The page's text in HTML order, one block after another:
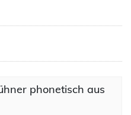
phonetisch aus